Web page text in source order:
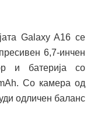
Galaxy A16 се
6,7-инчен
и батерија со
Со камера од
одличен баланс